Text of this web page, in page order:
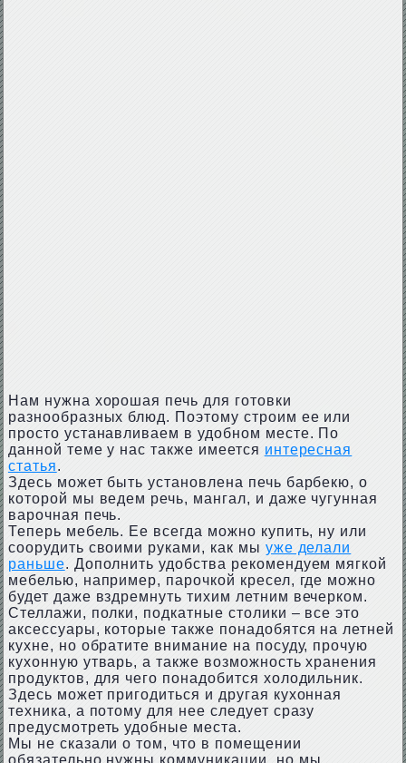
Нам нужна хорошая печь для готовки
разнообразных блюд. Поэтому строим ее или
просто устанавливаем в удобном месте. По
данной теме у нас также имеется интересная
статья.
Здесь может быть установлена печь барбекю, о
которой мы ведем речь, мангал, и даже чугунная
варочная печь.
Теперь мебель. Ее всегда можно купить, ну или
соорудить своими руками, как мы уже делали
раньше. Дополнить удобства рекомендуем мягкой
мебелью, например, парочкой кресел, где можно
будет даже вздремнуть тихим летним вечерком.
Стеллажи, полки, подкатные столики – все это
аксессуары, которые также понадобятся на летней
кухне, но обратите внимание на посуду, прочую
кухонную утварь, а также возможность хранения
продуктов, для чего понадобится холодильник.
Здесь может пригодиться и другая кухонная
техника, а потому для нее следует сразу
предусмотреть удобные места.
Мы не сказали о том, что в помещении